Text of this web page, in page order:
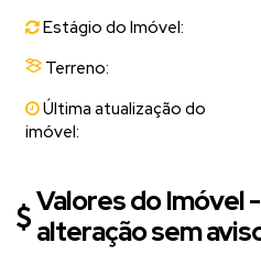
Estágio do Imóvel:
Terreno:
Última atualização do
imóvel:
Valores do Imóvel
alteração sem